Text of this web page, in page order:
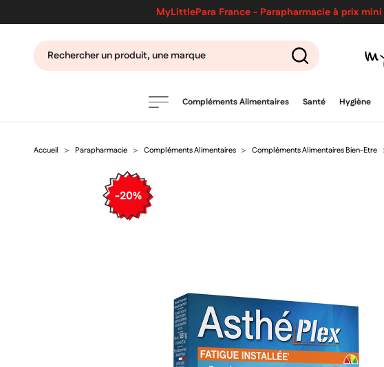
MyLittlePara France - Parapharmacie à prix mini
PRODUITS
Compléments Alimentaires Santé Hygiène
Accueil Parapharmacie Compléments Alimentaires Compléments Alimentaires Bien-Etre
-20%